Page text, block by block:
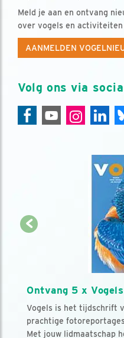
Meld je aan en ontvang
over vogels en activiteiten
AANMELDEN
Volg ons via
Ontvang 5 x
Vogels is het tijdschrift
prachtige
Met jouw lidmaatschap